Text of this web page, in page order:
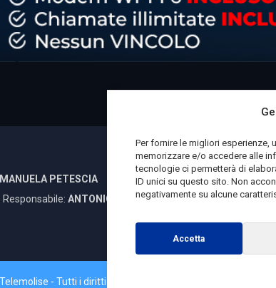
Per fornire le migliori
memorizzare e/o accedere alle
tecnologie ci permetterà di
ID unici su questo sito. Non
negativamente su alcune
Accetta
MANUELA PETESCIA
ANTONIO DI LALLO
- Tutti i diritti riservati